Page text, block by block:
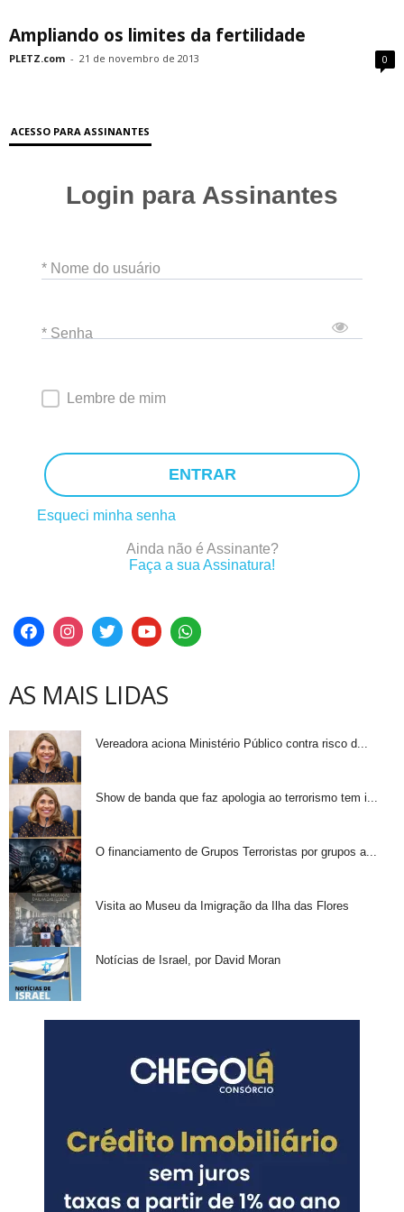
Ampliando os limites da fertilidade
PLETZ.com - 21 de novembro de 2013 0
ACESSO PARA ASSINANTES
Login para Assinantes
* Nome do usuário
* Senha
Lembre de mim
ENTRAR
Esqueci minha senha
Ainda não é Assinante?
Faça a sua Assinatura!
AS MAIS LIDAS
Vereadora aciona Ministério Público contra risco d...
Show de banda que faz apologia ao terrorismo tem i...
O financiamento de Grupos Terroristas por grupos a...
Visita ao Museu da Imigração da Ilha das Flores
Notícias de Israel, por David Moran